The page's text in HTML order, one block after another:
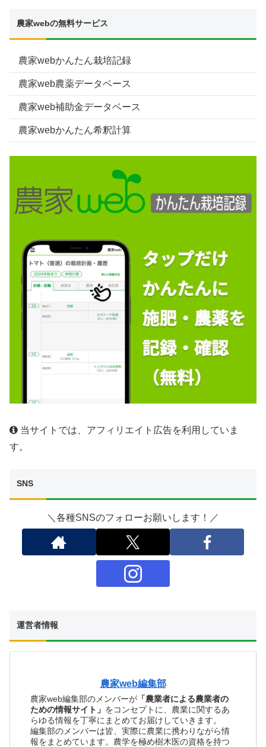
農家webの無料サービス
農家webかんたん栽培記録
農家web農薬データベース
農家web補助金データベース
農家webかんたん希釈計算
当サイトでは、アフィリエイト広告を利用していま
す。
SNS
＼各種SNSのフォローお願いします！／
運営者情報
農家web編集部
農家web編集部のメンバーが 「農業者による農業者の
ための情報サイト」 をコンセプトに、農業に関するあ
らゆる情報を丁寧にまとめてお届けしていきます。
編集部のメンバーは皆、実際に農業に携わりながら情
報をまとめています。農学を極め樹木医の資格を持つ